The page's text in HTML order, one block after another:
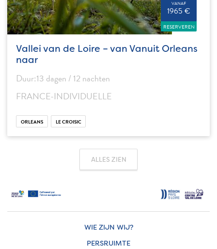
VANAF
1965 €
RESERVEREN
Vallei van de Loire – van Vanuit Orleans
naar
Duur:13 dagen / 12 nachten
FRANCE-INDIVIDUELLE
ORLEANS LE CROISIC
ALLES ZIEN
WIE ZIJN WIJ?
PERSRUIMTE